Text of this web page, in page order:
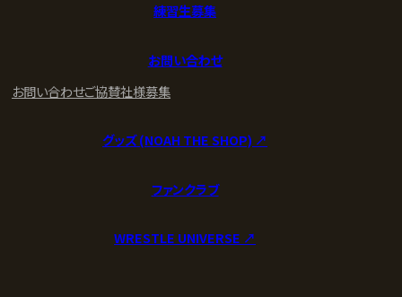
練習生募集
お問い合わせ
お問い合わせご協賛社様募集
グッズ (NOAH THE SHOP) ↗︎
ファンクラブ
WRESTLE UNIVERSE ↗︎